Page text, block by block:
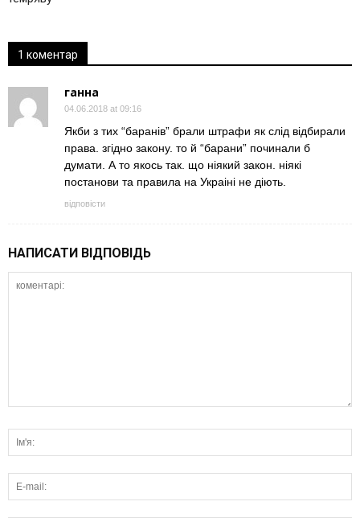
1 коментар
ганна
04.06.2018 at 09:16
Якби з тих “баранiв” брали штрафи як слiд вiдбирали
права. згiдно закону. то й “барани” починали б
думати. А то якось так. що нiякий закон. нiякi
постанови та правила на Украiнi не дiють.
відповісти
НАПИСАТИ ВІДПОВІДЬ